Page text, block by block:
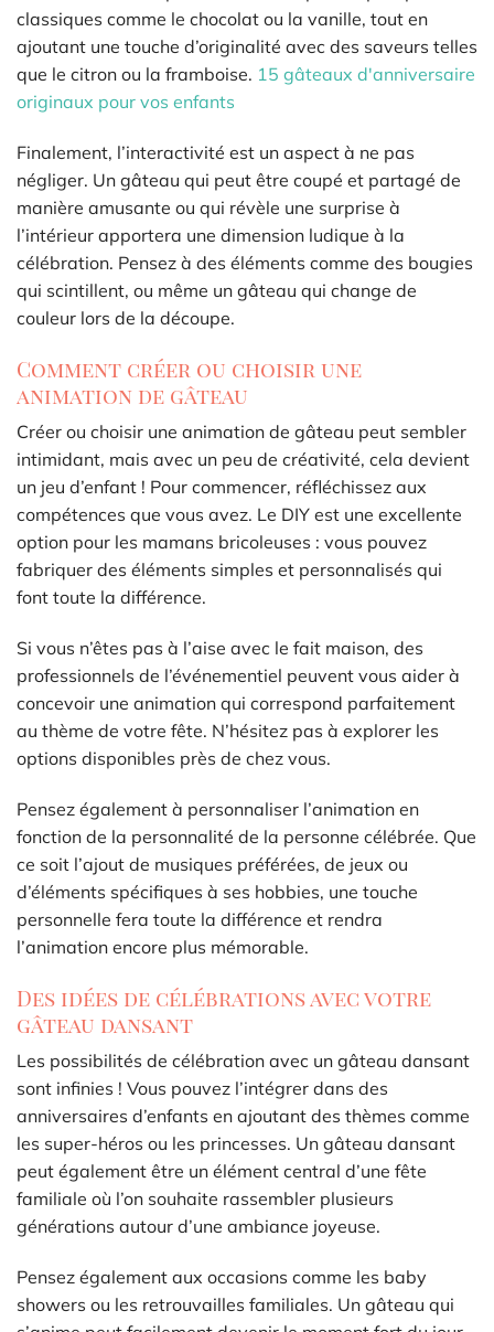
classiques comme le chocolat ou la vanille, tout en
ajoutant une touche d’originalité avec des saveurs telles
que le citron ou la framboise. 15 gâteaux d'anniversaire
originaux pour vos enfants
Finalement, l’interactivité est un aspect à ne pas
négliger. Un gâteau qui peut être coupé et partagé de
manière amusante ou qui révèle une surprise à
l’intérieur apportera une dimension ludique à la
célébration. Pensez à des éléments comme des bougies
qui scintillent, ou même un gâteau qui change de
couleur lors de la découpe.
Comment créer ou choisir une
animation de gâteau
Créer ou choisir une animation de gâteau peut sembler
intimidant, mais avec un peu de créativité, cela devient
un jeu d’enfant ! Pour commencer, réfléchissez aux
compétences que vous avez. Le DIY est une excellente
option pour les mamans bricoleuses : vous pouvez
fabriquer des éléments simples et personnalisés qui
font toute la différence.
Si vous n’êtes pas à l’aise avec le fait maison, des
professionnels de l’événementiel peuvent vous aider à
concevoir une animation qui correspond parfaitement
au thème de votre fête. N’hésitez pas à explorer les
options disponibles près de chez vous.
Pensez également à personnaliser l’animation en
fonction de la personnalité de la personne célébrée. Que
ce soit l’ajout de musiques préférées, de jeux ou
d’éléments spécifiques à ses hobbies, une touche
personnelle fera toute la différence et rendra
l’animation encore plus mémorable.
Des idées de célébrations avec votre
gâteau dansant
Les possibilités de célébration avec un gâteau dansant
sont infinies ! Vous pouvez l’intégrer dans des
anniversaires d’enfants en ajoutant des thèmes comme
les super-héros ou les princesses. Un gâteau dansant
peut également être un élément central d’une fête
familiale où l’on souhaite rassembler plusieurs
générations autour d’une ambiance joyeuse.
Pensez également aux occasions comme les baby
showers ou les retrouvailles familiales. Un gâteau qui